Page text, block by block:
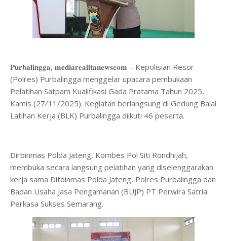
𝐏𝐮𝐫𝐛𝐚𝐥𝐢𝐧𝐠𝐠𝐚, 𝐦𝐞𝐝𝐢𝐚𝐫𝐞𝐚𝐥𝐢𝐭𝐚𝐧𝐞𝐰𝐬𝐜𝐨𝐦 – Kepolisian Resor
(Polres) Purbalingga menggelar upacara pembukaan
Pelatihan Satpam Kualifikasi Gada Pratama Tahun 2025,
Kamis (27/11/2025). Kegiatan berlangsung di Gedung Balai
Latihan Kerja (BLK) Purbalingga diikuti 46 peserta.
Dirbinmas Polda Jateng, Kombes Pol Siti Rondhijah,
membuka secara langsung pelatihan yang diselenggarakan
kerja sama Ditbinmas Polda Jateng, Polres Purbalingga dan
Badan Usaha Jasa Pengamanan (BUJP) PT Perwira Satria
Perkasa Sukses Semarang.